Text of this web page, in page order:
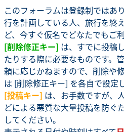
このフォーラムは登録制ではあ
行を計画している人、旅行を終
ど、今すぐ仮名でどなたでもご
[削除修正キー] は、すでに投稿
たりする際に必要なものです。
頼に応じかねますので、削除や
は [削除修正キー] を各自で設定
[投稿キー] は、お手数ですが、
どによる悪質な大量投稿を防ぐ
してください。